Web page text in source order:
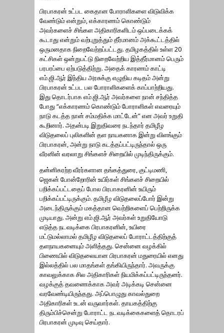
பிரபாகரன் உட்பட கைதான போராளிகளை விடுவிக்க
வேண்டும் என்றும், எக்காரணம் கொண்டும்
அவர்களைச் சிங்கள அதிகாரிகளிடம் ஒப்படைக்கக்
கூடாது என்றும் வற்புறுத்தும் தீர்மானம் அக்கூட்டத்தில்
ஒருமனதாக நிறைவேற்றப்பட்டது. தமிழகத்தில் உள்ள 20
கட்சிகள் ஒன்றுபட்டு நிறைவேற்றிய இத்தீர்மானம் பெரும்
பரபரப்பை ஏற்படுத்திற்று. அதைக் காரணம் காட்டி
எம்.ஜி.ஆர் இந்திய அரசுக்கு எழுதிய கடிதம் அன்று
பிரபாகரன் உட்பட பல போராளிகளைக் காப்பாற்றியது.
இது தொடர்பாக எம்.ஜி.ஆர் அவர்களை நான் சந்தித்த
போது “எக்காரணம் கொண்டும் போராளிகள் எவரையும்
நாடு கடத்த நான் சம்மதிக்க மாட்டேன்” என அவர் உறுதி
கூறினார். அதன்படி இறுதிவரை நடந்தார் தமிழீழ
விடுதலைப் புலிகளின் தள நாயகனாக இன்று விளங்கும்
பிரபாகரன், அன்று நாடு கடத்தப்பட்டிருந்தால் ஒரு
வீரனின் வரலாறு சிங்களச் சிறையில் முடிந்திருக்கும்.
தன்னிகரற்ற வீரர்களான தங்கத்துரை, குட்டிமணி,
ஜெகன் போன்றோரின் உயிர்கள் சிங்களச் சிறையில்
பறிக்கப்பட்டதைப் போல பிரபாகரனின் உயிரும்
பறிக்கப்பட்டிருக்கும். தமிழீழ விடுதலைப்போர் இன்று
அடைந்திருக்கும் மகத்தான வெற்றிகளைப் பெற்றிருக்க
முடியாது. அன்று எம்.ஜி.ஆர் அவர்கள் உறுதியோடு
எடுத்த நடவடிக்கை பிரபாகரனின், உயிரை
மட்டுமல்லாமல் தமிழீழ விடுதலைப் போராட்டத்திற்குத்
தளநாயகனையும் அளித்தது. சென்னை வழக்கில்
பிணையில் விடுதலையான பிரபாகரன் மதுரையில் எனது
இல்லத்தில் பல மாதங்கள் தங்கியிருந்தார். அவருக்கு
காவலுக்காக சில அதிகாரிகள் நியமிக்கப்பட்டிருந்தனர்.
வழக்குத் தவணைக்காக அவர் அடிக்கடி சென்னை
வரவேண்டியிருந்தது. அப்பொழுது காவல்துறை
அதிகாரிகள் உடன் வருவார்கள். தாயகத்திற்கு
திரும்பிச்சென்று போராட்ட நடவடிக்கைகளைத் தொடரப்
பிரபாகரன் முடிவு செய்தார்.